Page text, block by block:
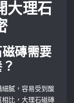
大理石
磚需要
膩，容易受到酸
比，大理石磁磚